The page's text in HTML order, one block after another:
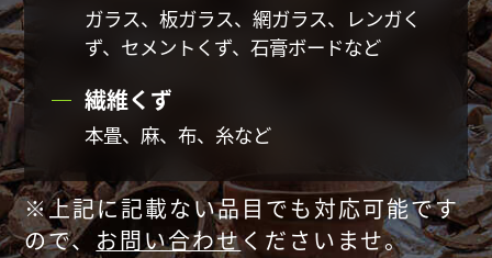
ガラス、板ガラス、網ガラス、レンガく
ず、 セメントくず、石膏ボードなど
繊維くず
本畳、麻、布、糸など
※上記に記載ない品目でも対応可能です
ので、 お問い合わせくださいませ。